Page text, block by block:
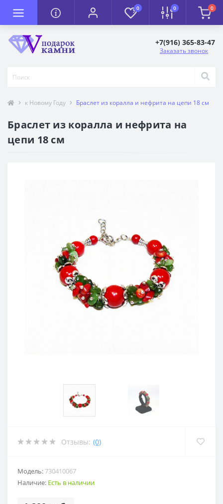
0 0 0
+7(916) 365-83-47
Заказать звонок
к Новому Году Браслет из коралла и нефрита на цепи 18 см
Браслет из коралла и нефрита на
цепи 18 см
Отзывы: (0)
Модель:730410067
Наличие: Есть в наличии